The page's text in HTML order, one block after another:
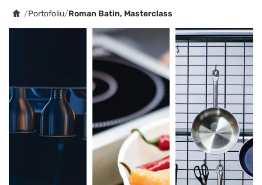
/Portofoliu/Roman Batin, Masterclass